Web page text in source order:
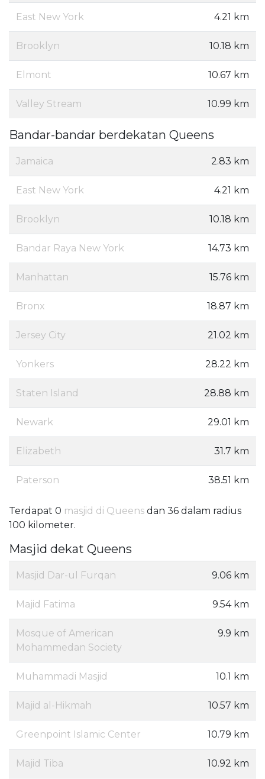
East New York 4.21 km
Brooklyn 10.18 km
Elmont 10.67 km
Valley Stream 10.99 km
Bandar-bandar berdekatan Queens
Jamaica 2.83 km
East New York 4.21 km
Brooklyn 10.18 km
Bandar Raya New York 14.73 km
Manhattan 15.76 km
Bronx 18.87 km
Jersey City 21.02 km
Yonkers 28.22 km
Staten Island 28.88 km
Newark 29.01 km
Elizabeth 31.7 km
Paterson 38.51 km
Terdapat 0 masjid di Queens dan 36 dalam radius
100 kilometer.
Masjid dekat Queens
Masjid Dar-ul Furqan 9.06 km
Majid Fatima 9.54 km
Mosque of American
Mohammedan Society
9.9 km
Muhammadi Masjid 10.1 km
Majid al-Hikmah 10.57 km
Greenpoint Islamic Center 10.79 km
Majid Tiba 10.92 km